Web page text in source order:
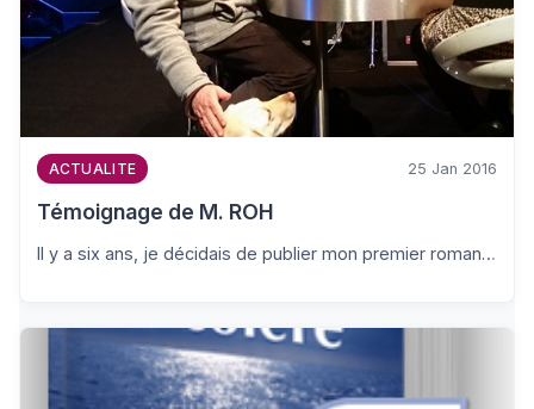
ACTUALITE 25 Jan 2016
Témoignage de M. ROH
Il y a six ans, je décidais de publier mon premier roman…